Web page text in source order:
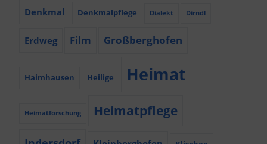
Denkmal Denkmalpflege Dialekt Dirndl
Erdweg Film Großberghofen
Haimhausen Heilige Heimat
Heimatforschung Heimatpflege